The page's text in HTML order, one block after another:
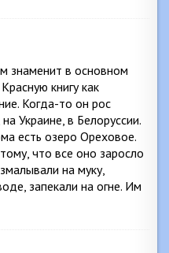
знаменит в основном
книгу как
Когда-то он рос
Украине, в Белоруссии.
есть озеро Ореховое.
что все оно заросло
на муку,
запекали на огне. Им